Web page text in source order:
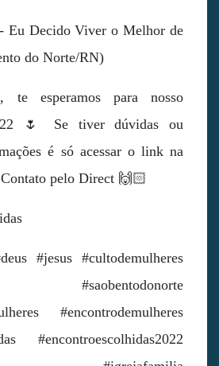
Eu Decido Viver o Melhor de
do Norte/RN)
te esperamos para nosso
🌷 Se tiver dúvidas ou
é só acessar o link na
pelo Direct 🙌🏻
#jesus #cultodemulheres
#saobentodonorte
#encontrodemulheres
#encontroescolhidas2022